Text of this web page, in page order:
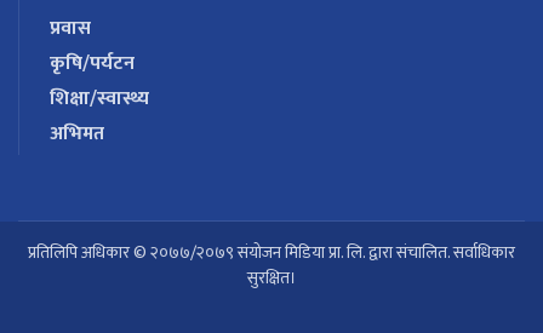
प्रवास
कृषि/पर्यटन
शिक्षा/स्वास्थ्य
अभिमत
प्रतिलिपि अधिकार © २०७७/२०७९ संयोजन मिडिया प्रा. लि. द्वारा संचालित. सर्वाधिकार
सुरक्षित।